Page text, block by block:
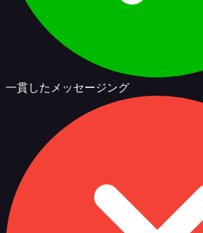
一貫したメッセージング